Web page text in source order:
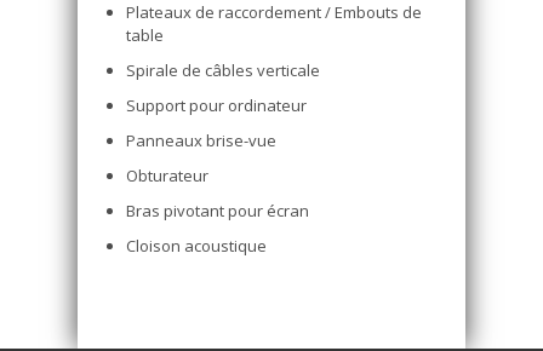
Plateaux de raccordement / Embouts de
table
Spirale de câbles verticale
Support pour ordinateur
Panneaux brise-vue
Obturateur
Bras pivotant pour écran
Cloison acoustique